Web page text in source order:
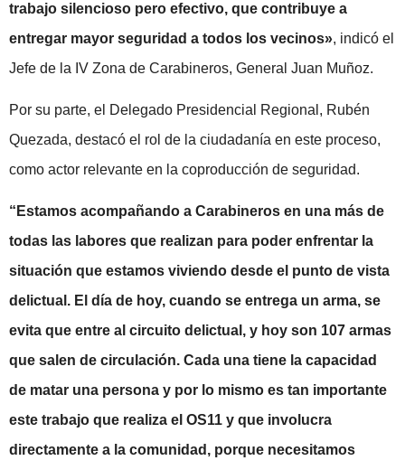
trabajo silencioso pero efectivo, que contribuye a
entregar mayor seguridad a todos los vecinos», indicó el
Jefe de la IV Zona de Carabineros, General Juan Muñoz.
Por su parte, el Delegado Presidencial Regional, Rubén
Quezada, destacó el rol de la ciudadanía en este proceso,
como actor relevante en la coproducción de seguridad.
“Estamos acompañando a Carabineros en una más de
todas las labores que realizan para poder enfrentar la
situación que estamos viviendo desde el punto de vista
delictual. El día de hoy, cuando se entrega un arma, se
evita que entre al circuito delictual, y hoy son 107 armas
que salen de circulación. Cada una tiene la capacidad
de matar una persona y por lo mismo es tan importante
este trabajo que realiza el OS11 y que involucra
directamente a la comunidad, porque necesitamos